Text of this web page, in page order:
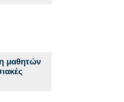
μαθητών